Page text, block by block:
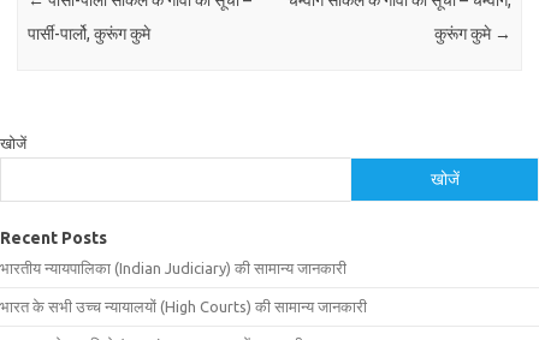
पार्सी-पार्लो, कुरूंग कुमे
कुरूंग कुमे →
खोजें
खोजें
Recent Posts
भारतीय न्यायपालिका (Indian Judiciary) की सामान्य जानकारी
भारत के सभी उच्च न्यायालयों (High Courts) की सामान्य जानकारी